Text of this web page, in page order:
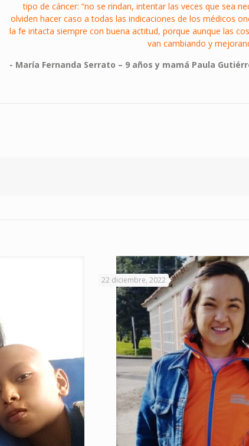
tipo de cáncer: “no se rindan, intentar las veces que sea
olviden hacer caso a todas las indicaciones de los médicos
la fe intacta siempre con buena actitud, porque aunque las
van cambiando y
- María Fernanda Serrato – 9 años y mamá Paula
22 diciembre, 2022